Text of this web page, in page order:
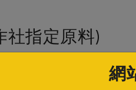
社指定原料)
心態減碳牙刷(銀)(伍駒)-1入/
網